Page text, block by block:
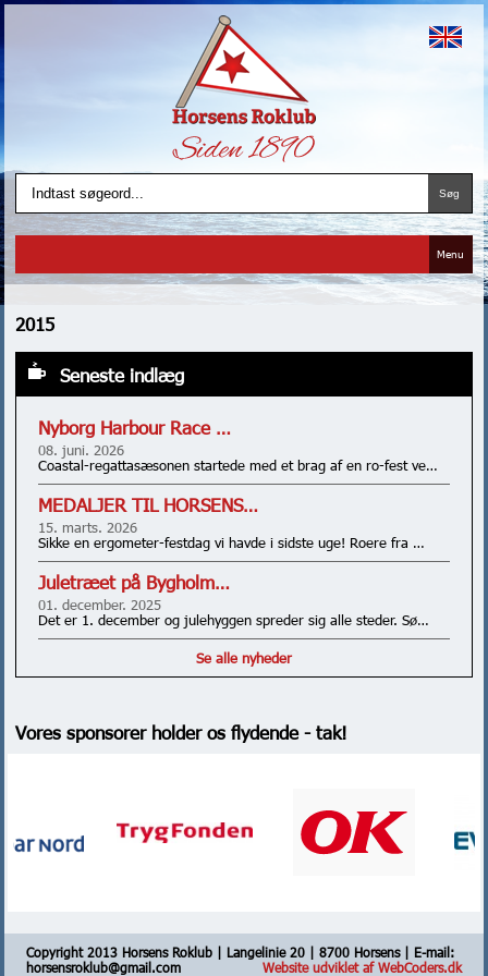
Menu
2015
Seneste indlæg
Nyborg Harbour Race …
08. juni. 2026
Coastal-regattasæsonen startede med et brag af en ro-fest ve…
MEDALJER TIL HORSENS…
15. marts. 2026
Sikke en ergometer-festdag vi havde i sidste uge! Roere fra …
Juletræet på Bygholm…
01. december. 2025
Det er 1. december og julehyggen spreder sig alle steder. Sø…
Se alle nyheder
Vores sponsorer holder os flydende - tak!
Copyright 2013 Horsens Roklub | Langelinie 20 | 8700 Horsens | E-mail:
horsensroklub@gmail.com
Website udviklet af WebCoders.dk